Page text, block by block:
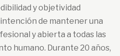
y objetividad
de mantener una
y abierta a todas las
humano. Durante 20 años,